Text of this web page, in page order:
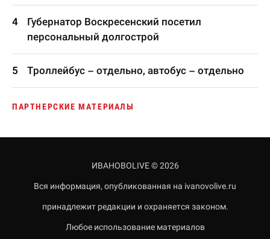
Губернатор Воскресенский посетил
персональный долгострой
Троллейбус – отдельно, автобус – отдельно
ПАРТНЕРСКИЕ МАТЕРИАЛЫ
ИВАНОВОLIVE © 2026
Вся информация, опубликованная на ivanovolive.ru
принадлежит редакции и охраняется законом.
Любое использование материалов